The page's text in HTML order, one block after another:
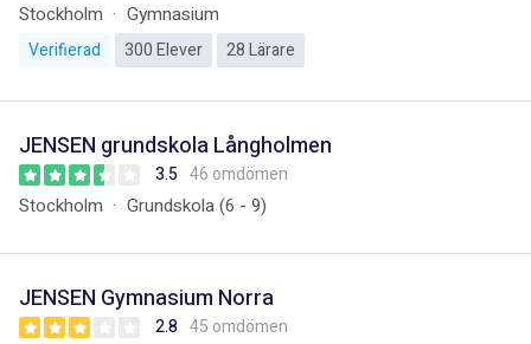
Stockholm Gymnasium
Verifierad 300 Elever 28 Lärare
JENSEN grundskola Långholmen
3.5 46 omdömen
Stockholm Grundskola (6 - 9)
JENSEN Gymnasium Norra
2.8 45 omdömen